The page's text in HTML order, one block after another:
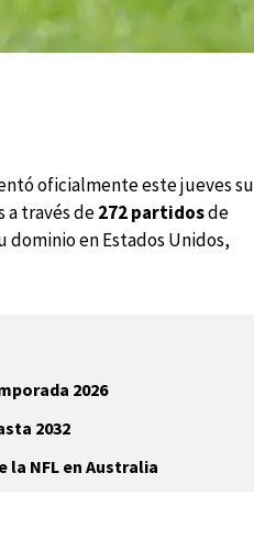
oficialmente este jueves su
a través de272 partidosde
dominio en Estados Unidos,
2026
2032
NFL en Australia